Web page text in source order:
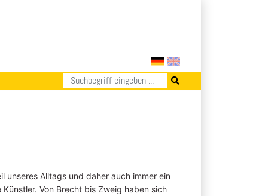
unseres Alltags und daher auch immer ein
Von Brecht bis Zweig haben sich